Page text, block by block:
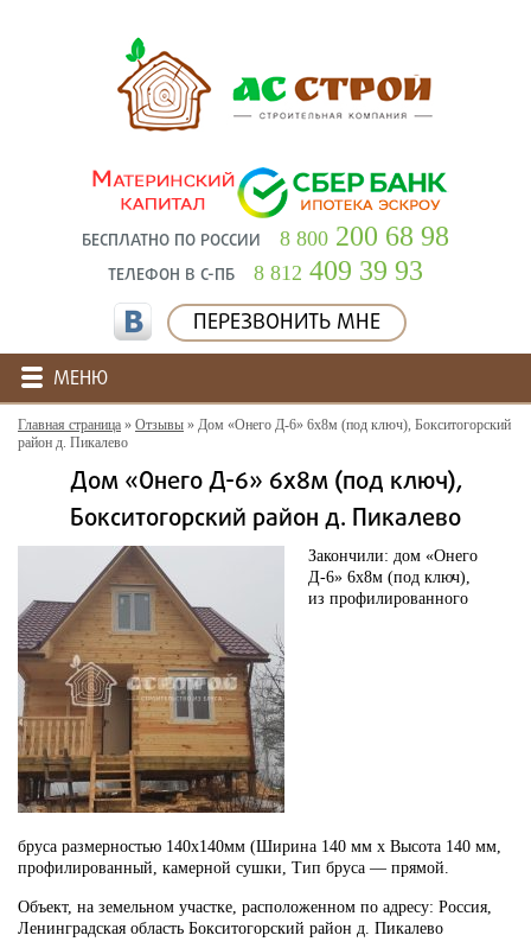
БЕСПЛАТНО ПО РОССИИ 8 800 200 68 98
ТЕЛЕФОН В С-ПБ 8 812 409 39 93
ПЕРЕЗВОНИТЬ МНЕ
МЕНЮ
Главная страница » Отзывы » Дом «Онего Д-6» 6х8м (под ключ), Бокситогорский
район д. Пикалево
Дом «Онего Д-6» 6х8м (под ключ),
Бокситогорский район д. Пикалево
Закончили: дом «Онего
Д-6» 6х8м (под ключ),
из профилированного
бруса размерностью 140х140мм (Ширина 140 мм х Высота 140 мм,
профилированный, камерной сушки, Тип бруса — прямой.
Объект, на земельном участке, расположенном по адресу: Россия,
Ленинградская область Бокситогорский район д. Пикалево